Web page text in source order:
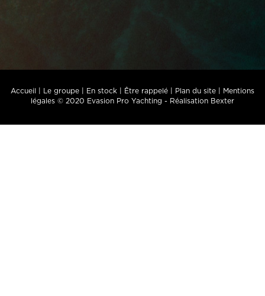
Accueil Le groupe En stock Être rappelé Plan du site
Mentions
légales © 2020 Evasion Pro Yachting - Réalisation Bexter